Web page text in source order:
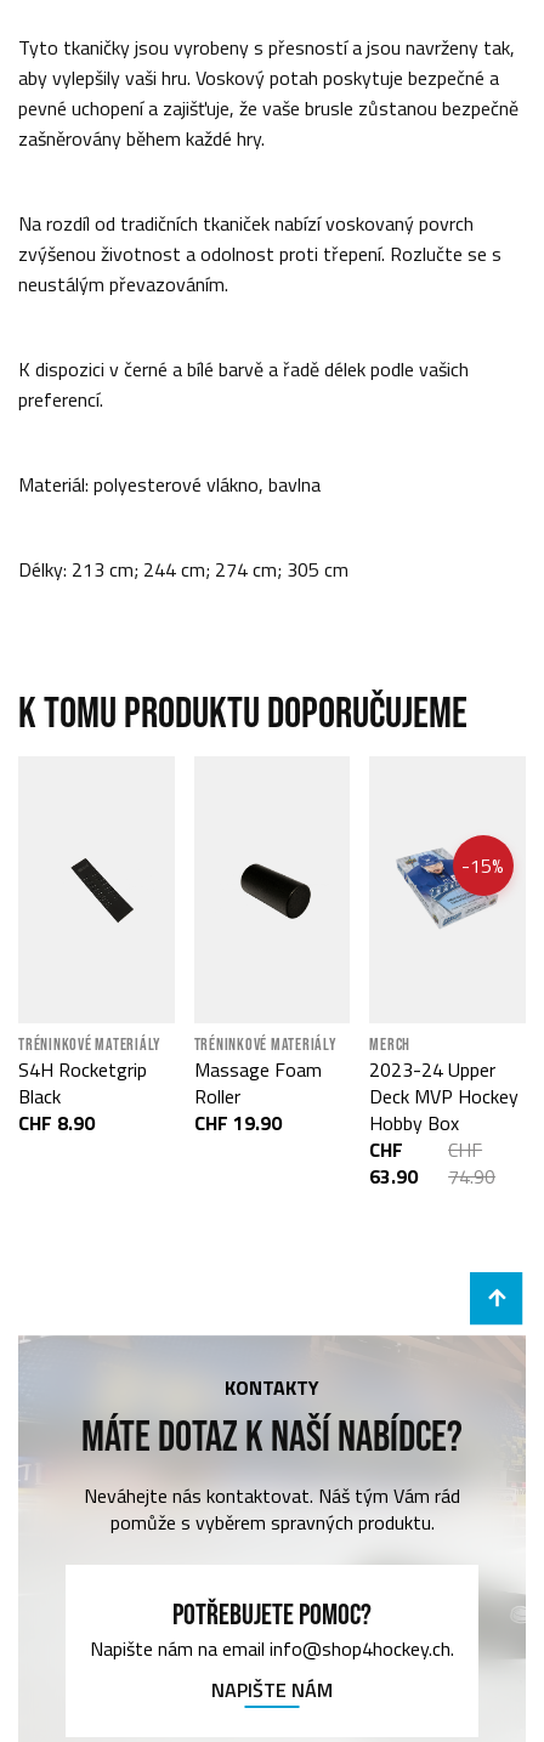
Tyto tkaničky jsou vyrobeny s přesností a jsou navrženy tak,
aby vylepšily vaši hru. Voskový potah poskytuje bezpečné a
pevné uchopení a zajišťuje, že vaše brusle zůstanou bezpečně
zašněrovány během každé hry.
Na rozdíl od tradičních tkaniček nabízí voskovaný povrch
zvýšenou životnost a odolnost proti třepení. Rozlučte se s
neustálým převazováním.
K dispozici v černé a bílé barvě a řadě délek podle vašich
preferencí.
Materiál: polyesterové vlákno, bavlna
Délky: 213 cm; 244 cm; 274 cm; 305 cm
K TOMU PRODUKTU DOPORUČUJEME
TRÉNINKOVÉ MATERIÁLY
S4H Rocketgrip
Black
CHF 8.90
TRÉNINKOVÉ MATERIÁLY
Massage Foam
Roller
CHF 19.90
-15%
MERCH
2023-24 Upper
Deck MVP Hockey
Hobby Box
CHF
63.90
CHF
74.90
KONTAKTY
MÁTE DOTAZ K NAŠÍ NABÍDCE?
Neváhejte nás kontaktovat. Náš tým Vám rád
pomůže s vyběrem spravných produktu.
POTŘEBUJETE POMOC?
Napište nám na email info@shop4hockey.ch.
NAPIŠTE NÁM